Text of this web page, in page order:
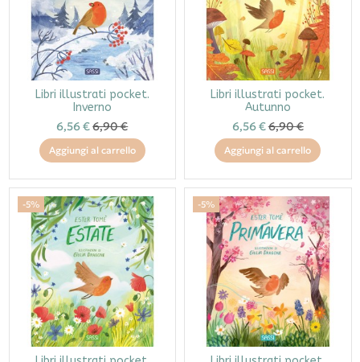
Libri illustrati pocket.
Inverno
6,56 €6,90 €
Aggiungi al carrello
Libri illustrati pocket.
Autunno
6,56 €6,90 €
Aggiungi al carrello
-5% -5%